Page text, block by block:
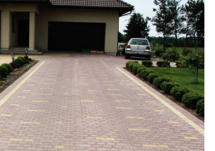
kategorie produktów
Kostka brukowa
Eko Bruk
tarasowo-chodnikowe
Obrzeża dekoracyjne